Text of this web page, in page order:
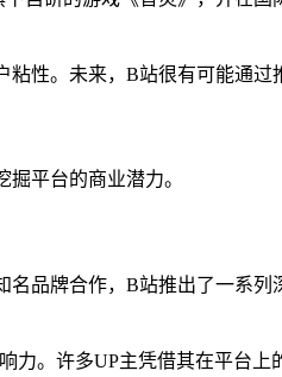
性。未来，B站很有可能通过
平台的商业潜力。
品牌合作，B站推出了一系
。许多UP主凭借其在平台上